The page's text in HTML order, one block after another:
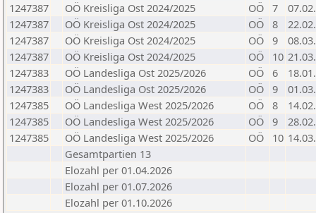
1247387
OÖ Kreisliga Ost 2024/2025 OÖ 7
1247387
OÖ Kreisliga Ost 2024/2025 OÖ 8
1247387
OÖ Kreisliga Ost 2024/2025 OÖ 9
1247387
OÖ Kreisliga Ost 2024/2025 OÖ 10
1247383
OÖ Landesliga Ost 2025/2026 OÖ 6
1247383
OÖ Landesliga Ost 2025/2026 OÖ 9
1247385
OÖ Landesliga West 2025/2026 OÖ 8
1247385
OÖ Landesliga West 2025/2026 OÖ 9
1247385
OÖ Landesliga West 2025/2026 OÖ 10
Gesamtpartien 13
Elozahl per 01.04.2026
Elozahl per 01.07.2026
Elozahl per 01.10.2026